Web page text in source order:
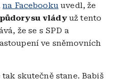
na Facebookuuvedl, že
vládyuž tento
že se s SPD a
ve sněmovních
skutečně stane. Babiš